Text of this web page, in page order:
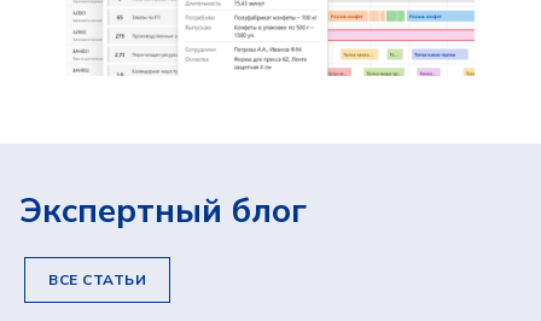
Экспертный блог
ВСЕ СТАТЬИ
материалы, организовать онлайн-встречу
с нашими экспертами и сделать
предварительный расчёт стоимости
проекта для вашего предприятия.
КОНТАКТНЫЙ НОМЕР ТЕЛЕФОНА